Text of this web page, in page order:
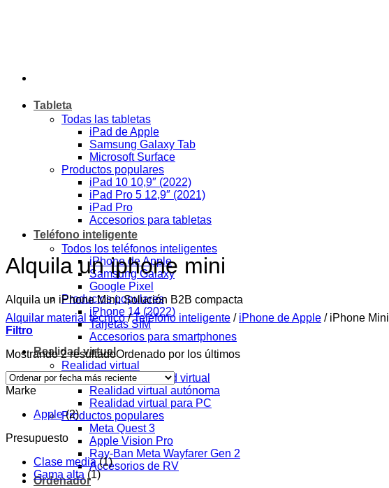
Tableta
Todas las tabletas
iPad de Apple
Samsung Galaxy Tab
Microsoft Surface
Productos populares
iPad 10 10,9″ (2022)
iPad Pro 5 12,9″ (2021)
iPad Pro
Accesorios para tabletas
Teléfono inteligente
Todos los teléfonos inteligentes
iPhone de Apple
Samsung Galaxy
Google Pixel
Productos populares
iPhone 14 (2022)
Tarjetas SIM
Accesorios para smartphones
Realidad virtual
Realidad virtual
Gafas de realidad virtual
Realidad virtual autónoma
Realidad virtual para PC
Productos populares
Meta Quest 3
Apple Vision Pro
Ray-Ban Meta Wayfarer Gen 2
Accesorios de RV
Ordenador
Alquila un iphone mini
Alquila un iPhone Mini: Solución B2B compacta
Alquilar material técnico / Teléfono inteligente / iPhone de Apple /iPhone Mini
Filtro
Mostrando 2 resultadoOrdenado por los últimos
Marke
Apple (2)
Presupuesto
Clase media (1)
Gama alta (1)